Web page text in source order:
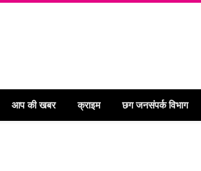
आप की खबर क्राइम छग जनसंपर्क विभाग